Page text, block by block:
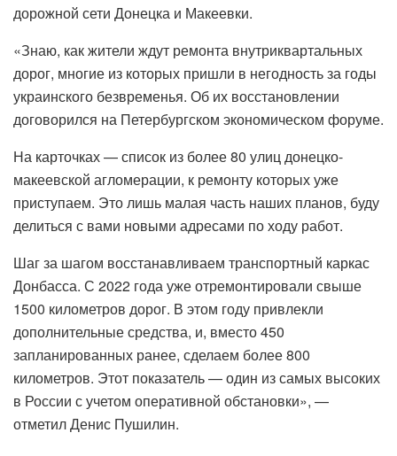
дорожной сети Донецка и Макеевки.
«Знаю, как жители ждут ремонта внутриквартальных
дорог, многие из которых пришли в негодность за годы
украинского безвременья. Об их восстановлении
договорился на Петербургском экономическом форуме.
На карточках — список из более 80 улиц донецко-
макеевской агломерации, к ремонту которых уже
приступаем. Это лишь малая часть наших планов, буду
делиться с вами новыми адресами по ходу работ.
Шаг за шагом восстанавливаем транспортный каркас
Донбасса. С 2022 года уже отремонтировали свыше
1500 километров дорог. В этом году привлекли
дополнительные средства, и, вместо 450
запланированных ранее, сделаем более 800
километров. Этот показатель — один из самых высоких
в России с учетом оперативной обстановки», —
отметил Денис Пушилин.